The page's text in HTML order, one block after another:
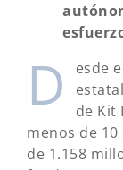
D
esde
de Kit
menos de
de 1.158